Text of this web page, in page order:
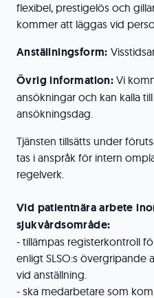
flexibel, prestigelös och
kommer att läggas vid
Anställningsform:
Övrig information: Vi
ansökningar och kan kalla
ansökningsdag.
Tjänsten tillsätts under
tas i anspråk för intern
regelverk.
Vid patientnära arbete
sjukvårdsområde:
- tillämpas registerkontroll
enligt SLSO:s övergripande
vid anställning.
- ska medarbetare som